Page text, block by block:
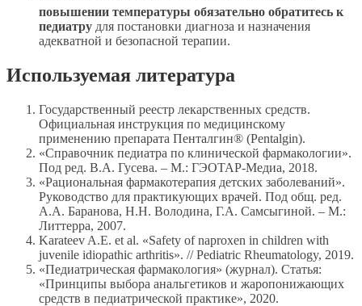
повышении температуры обязательно обратитесь к
педиатру для постановки диагноза и назначения
адекватной и безопасной терапии.
Используемая литература
Государственный реестр лекарственных средств.
Официальная инструкция по медицинскому
применению препарата Пенталгин® (Pentalgin).
«Справочник педиатра по клинической фармакологии».
Под ред. В.А. Гусева. – М.: ГЭОТАР-Медиа, 2018.
«Рациональная фармакотерапия детских заболеваний».
Руководство для практикующих врачей. Под общ. ред.
А.А. Баранова, Н.Н. Володина, Г.А. Самсыгиной. – М.:
Литтерра, 2007.
Karateev A.E. et al. «Safety of naproxen in children with
juvenile idiopathic arthritis». // Pediatric Rheumatology, 2019.
«Педиатрическая фармакология» (журнал). Статья:
«Принципы выбора анальгетиков и жаропонижающих
средств в педиатрической практике», 2020.